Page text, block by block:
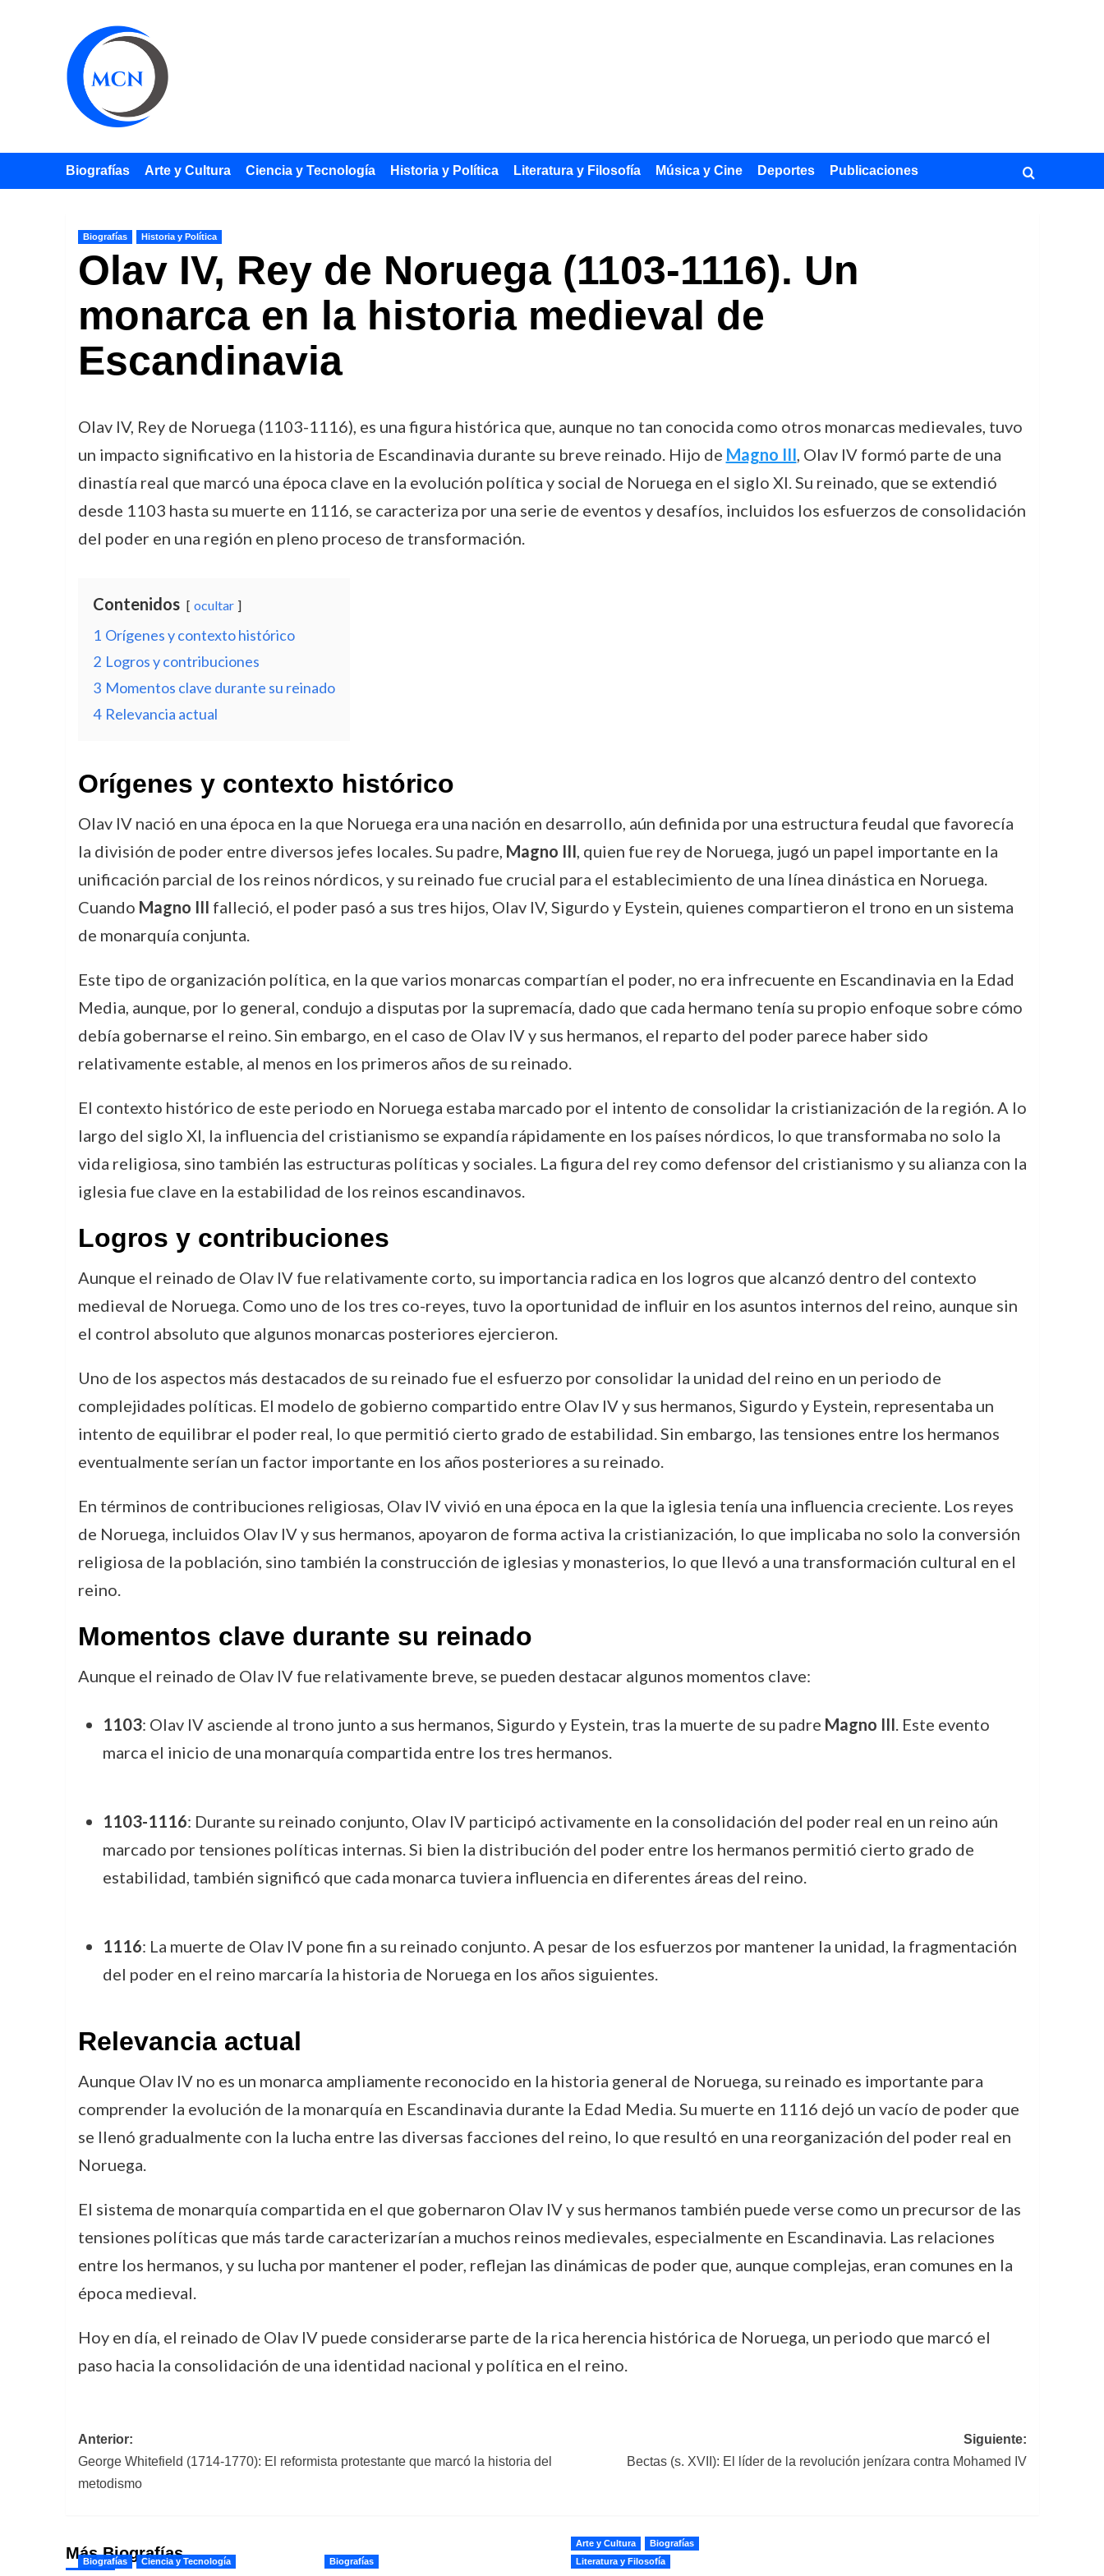
Biografías Arte y Cultura Ciencia y Tecnología Historia y Política Literatura y Filosofía Música y Cine Deportes Publicaciones
Biografías Historia y Política
Olav IV, Rey de Noruega (1103-1116). Un
monarca en la historia medieval de
Escandinavia
Olav IV, Rey de Noruega (1103-1116), es una figura histórica que, aunque no tan conocida como otros monarcas medievales, tuvo
un impacto significativo en la historia de Escandinavia durante su breve reinado. Hijo de Magno III, Olav IV formó parte de una
dinastía real que marcó una época clave en la evolución política y social de Noruega en el siglo XI. Su reinado, que se extendió
desde 1103 hasta su muerte en 1116, se caracteriza por una serie de eventos y desafíos, incluidos los esfuerzos de consolidación
del poder en una región en pleno proceso de transformación.
Contenidos ocultar
1 Orígenes y contexto histórico
2 Logros y contribuciones
3 Momentos clave durante su reinado
4 Relevancia actual
Orígenes y contexto histórico
Olav IV nació en una época en la que Noruega era una nación en desarrollo, aún definida por una estructura feudal que favorecía
la división de poder entre diversos jefes locales. Su padre, Magno III, quien fue rey de Noruega, jugó un papel importante en la
unificación parcial de los reinos nórdicos, y su reinado fue crucial para el establecimiento de una línea dinástica en Noruega.
Cuando Magno III falleció, el poder pasó a sus tres hijos, Olav IV, Sigurdo y Eystein, quienes compartieron el trono en un sistema
de monarquía conjunta.
Este tipo de organización política, en la que varios monarcas compartían el poder, no era infrecuente en Escandinavia en la Edad
Media, aunque, por lo general, condujo a disputas por la supremacía, dado que cada hermano tenía su propio enfoque sobre cómo
debía gobernarse el reino. Sin embargo, en el caso de Olav IV y sus hermanos, el reparto del poder parece haber sido
relativamente estable, al menos en los primeros años de su reinado.
El contexto histórico de este periodo en Noruega estaba marcado por el intento de consolidar la cristianización de la región. A lo
largo del siglo XI, la influencia del cristianismo se expandía rápidamente en los países nórdicos, lo que transformaba no solo la
vida religiosa, sino también las estructuras políticas y sociales. La figura del rey como defensor del cristianismo y su alianza con la
iglesia fue clave en la estabilidad de los reinos escandinavos.
Logros y contribuciones
Aunque el reinado de Olav IV fue relativamente corto, su importancia radica en los logros que alcanzó dentro del contexto
medieval de Noruega. Como uno de los tres co-reyes, tuvo la oportunidad de influir en los asuntos internos del reino, aunque sin
el control absoluto que algunos monarcas posteriores ejercieron.
Uno de los aspectos más destacados de su reinado fue el esfuerzo por consolidar la unidad del reino en un periodo de
complejidades políticas. El modelo de gobierno compartido entre Olav IV y sus hermanos, Sigurdo y Eystein, representaba un
intento de equilibrar el poder real, lo que permitió cierto grado de estabilidad. Sin embargo, las tensiones entre los hermanos
eventualmente serían un factor importante en los años posteriores a su reinado.
En términos de contribuciones religiosas, Olav IV vivió en una época en la que la iglesia tenía una influencia creciente. Los reyes
de Noruega, incluidos Olav IV y sus hermanos, apoyaron de forma activa la cristianización, lo que implicaba no solo la conversión
religiosa de la población, sino también la construcción de iglesias y monasterios, lo que llevó a una transformación cultural en el
reino.
Momentos clave durante su reinado
Aunque el reinado de Olav IV fue relativamente breve, se pueden destacar algunos momentos clave:
1103: Olav IV asciende al trono junto a sus hermanos, Sigurdo y Eystein, tras la muerte de su padre Magno III. Este evento
marca el inicio de una monarquía compartida entre los tres hermanos.
1103-1116: Durante su reinado conjunto, Olav IV participó activamente en la consolidación del poder real en un reino aún
marcado por tensiones políticas internas. Si bien la distribución del poder entre los hermanos permitió cierto grado de
estabilidad, también significó que cada monarca tuviera influencia en diferentes áreas del reino.
1116: La muerte de Olav IV pone fin a su reinado conjunto. A pesar de los esfuerzos por mantener la unidad, la fragmentación
del poder en el reino marcaría la historia de Noruega en los años siguientes.
Relevancia actual
Aunque Olav IV no es un monarca ampliamente reconocido en la historia general de Noruega, su reinado es importante para
comprender la evolución de la monarquía en Escandinavia durante la Edad Media. Su muerte en 1116 dejó un vacío de poder que
se llenó gradualmente con la lucha entre las diversas facciones del reino, lo que resultó en una reorganización del poder real en
Noruega.
El sistema de monarquía compartida en el que gobernaron Olav IV y sus hermanos también puede verse como un precursor de las
tensiones políticas que más tarde caracterizarían a muchos reinos medievales, especialmente en Escandinavia. Las relaciones
entre los hermanos, y su lucha por mantener el poder, reflejan las dinámicas de poder que, aunque complejas, eran comunes en la
época medieval.
Hoy en día, el reinado de Olav IV puede considerarse parte de la rica herencia histórica de Noruega, un periodo que marcó el
paso hacia la consolidación de una identidad nacional y política en el reino.
Navegación
de
Anterior:
George Whitefield (1714-1770): El reformista protestante que marcó la historia del
metodismo
Siguiente:
Bectas (s. XVII): El líder de la revolución jenízara contra Mohamed IV
Más Biografías
Biografías Ciencia y Tecnología Biografías
Arte y Cultura
Biografías
Literatura y Filosofía